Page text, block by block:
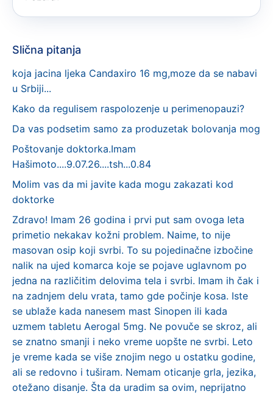
Slična pitanja
koja jacina ljeka Candaxiro 16 mg,moze da se nabavi
u Srbiji...
Kako da regulisem raspolozenje u perimenopauzi?
Da vas podsetim samo za produzetak bolovanja mog
Poštovanje doktorka.Imam
Hašimoto....9.07.26....tsh...0.84
Molim vas da mi javite kada mogu zakazati kod
doktorke
Zdravo! Imam 26 godina i prvi put sam ovoga leta
primetio nekakav kožni problem. Naime, to nije
masovan osip koji svrbi. To su pojedinačne izbočine
nalik na ujed komarca koje se pojave uglavnom po
jedna na različitim delovima tela i svrbi. Imam ih čak i
na zadnjem delu vrata, tamo gde počinje kosa. Iste
se ublaže kada nanesem mast Sinopen ili kada
uzmem tabletu Aerogal 5mg. Ne povuče se skroz, ali
se znatno smanji i neko vreme uopšte ne svrbi. Leto
je vreme kada se više znojim nego u ostatku godine,
ali se redovno i tuširam. Nemam oticanje grla, jezika,
otežano disanje. Šta da uradim sa ovim, neprijatno